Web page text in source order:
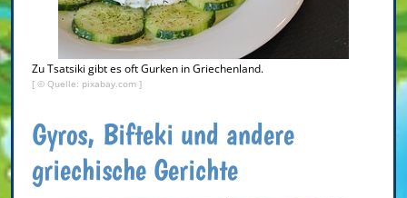
Zu Tsatsiki gibt es oft Gurken in Griechenland.
[ © Quelle: pixabay.com ]
Gyros, Bifteki und andere
griechische Gerichte